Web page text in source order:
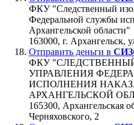
ФКУ "Следственный
Федеральной службы
Архангельской области"
163000, г. Архангельск,
Отправить деньги в
ФКУ
УПРАВЛЕНИЯ
ИСПОЛНЕНИЯ
АРХАНГЕЛЬСКОЙ
165300, Архангельская
Черняховского, 2